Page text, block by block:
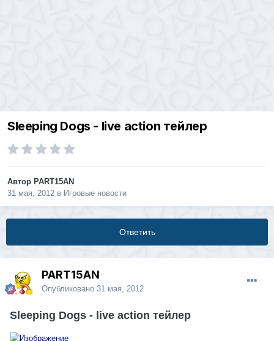
Sleeping Dogs - live action тейлер
Автор PART15AN
31 мая, 2012 в Игровые новости
Ответить
PART15AN
Опубликовано 31 мая, 2012
Sleeping Dogs - live action тейлер